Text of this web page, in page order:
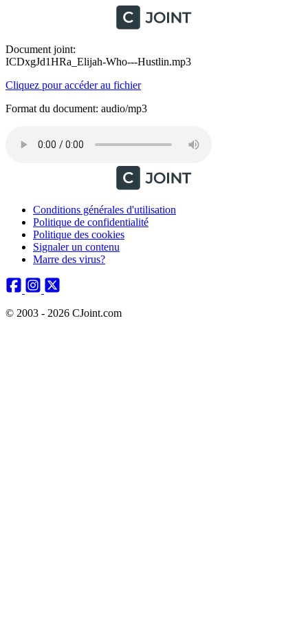
Document joint:
ICDxgJd1HRa_Elijah-Who---Hustlin.mp3
Cliquez pour accéder au fichier
Format du document: audio/mp3
Conditions générales d'utilisation
Politique de confidentialité
Politique des cookies
Signaler un contenu
Marre des virus?
© 2003 - 2026 CJoint.com